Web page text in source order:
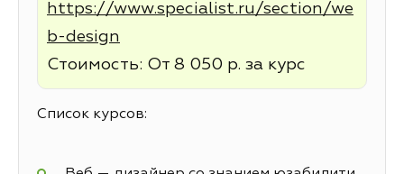
https://www.specialist.ru/section/we
b-design
Стоимость: От 8 050 р. за курс
Список курсов: